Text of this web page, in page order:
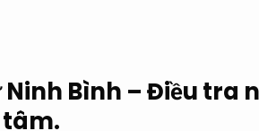
Bình – Điều tra
tâm.